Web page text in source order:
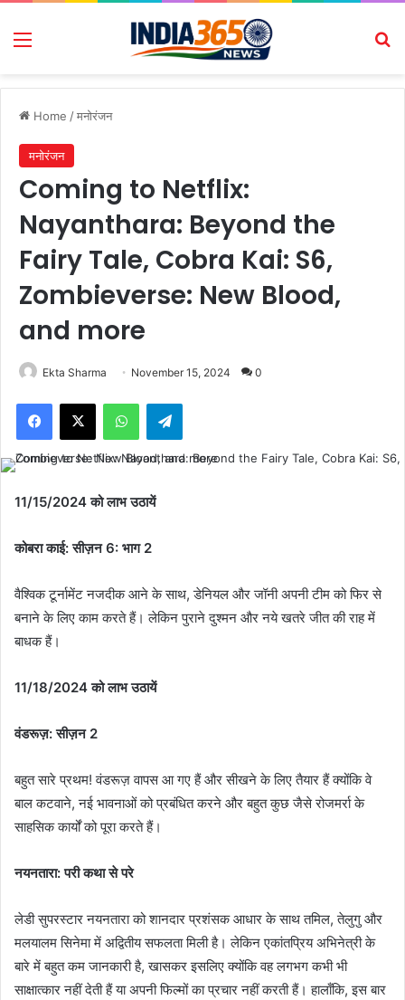
Menu
Home /मनोरंजन
मनोरंजन
Coming to Netflix:
Nayanthara: Beyond the
Fairy Tale, Cobra Kai: S6,
Zombieverse: New Blood,
and more
Ekta Sharma November 15, 2024 0
Facebook
X WhatsAppTelegram
11/15/2024 को लाभ उठायें
कोबरा काई: सीज़न 6: भाग 2
वैश्विक टूर्नामेंट नजदीक आने के साथ, डेनियल और जॉनी अपनी टीम को फिर से
बनाने के लिए काम करते हैं। लेकिन पुराने दुश्मन और नये खतरे जीत की राह में
बाधक हैं।
11/18/2024 को लाभ उठायें
वंडरूज़: सीज़न 2
बहुत सारे प्रथम! वंडरूज़ वापस आ गए हैं और सीखने के लिए तैयार हैं क्योंकि वे
बाल कटवाने, नई भावनाओं को प्रबंधित करने और बहुत कुछ जैसे रोजमर्रा के
साहसिक कार्यों को पूरा करते हैं।
नयनतारा: परी कथा से परे
लेडी सुपरस्टार नयनतारा को शानदार प्रशंसक आधार के साथ तमिल, तेलुगु और
मलयालम सिनेमा में अद्वितीय सफलता मिली है। लेकिन एकांतप्रिय अभिनेत्री के
बारे में बहुत कम जानकारी है, खासकर इसलिए क्योंकि वह लगभग कभी भी
साक्षात्कार नहीं देती हैं या अपनी फिल्मों का प्रचार नहीं करती हैं। हालाँकि, इस बार